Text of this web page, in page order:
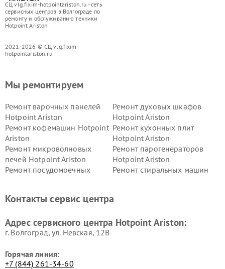
СЦ vlg.fixim-hotpointariston.ru - сеть
сервисных центров в Волгограде по
ремонту и обслуживанию техники
Hotpoint Ariston
2021-2026 © СЦ vlg.fixim-
hotpointariston.ru
Мы ремонтируем
Ремонт варочных панелей
Hotpoint Ariston
Ремонт духовых шкафов
Hotpoint Ariston
Ремонт кофемашин Hotpoint
Ariston
Ремонт кухонных плит
Hotpoint Ariston
Ремонт микроволновых
печей Hotpoint Ariston
Ремонт парогенераторов
Hotpoint Ariston
Ремонт посудомоечных
Ремонт стиральных машин
Hotpoint Ariston
Hotpoint Ariston
Ariston
Hotpoint Ariston
Контакты сервис центра
Адрес сервисного центра Hotpoint Ariston:
г. Волгоград, ул. Невская, 12В
Горячая линия:
+7 (844) 261-34-60